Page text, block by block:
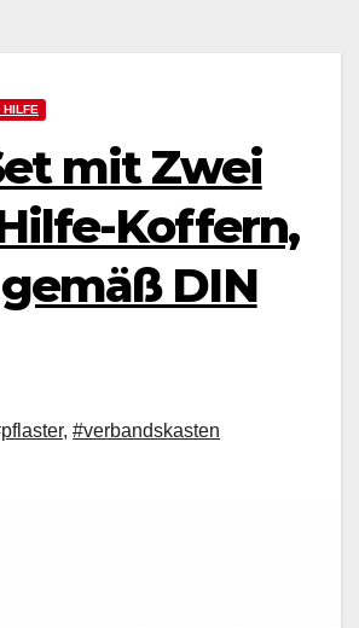
HILFE
mit Zwei
Koffern,
DIN
, #verbandskasten